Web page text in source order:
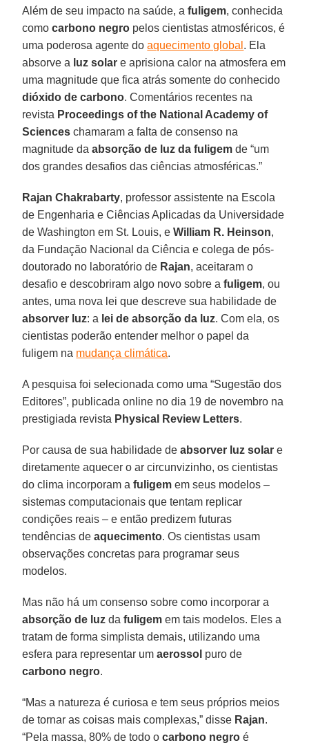
Além de seu impacto na saúde, afuligem, conhecida
comocarbono negro pelos cientistas atmosféricos, é
uma poderosa agente doaquecimento global . Ela
absorve a luz solar e aprisiona calor na atmosfera em
uma magnitude que fica atrás somente do conhecido
dióxido de carbono. Comentários recentes na
revista Proceedings of the National Academy of
Sciences chamaram a falta de consenso na
magnitude daabsorção de luz da fuligem de “um
dos grandes desafios das ciências atmosféricas.”
Rajan Chakrabarty, professor assistente na Escola
de Engenharia e Ciências Aplicadas da Universidade
de Washington em St. Louis, eWilliam R. Heinson,
da Fundação Nacional da Ciência e colega de pós-
doutorado no laboratório de Rajan, aceitaram o
desafio e descobriram algo novo sobre afuligem, ou
antes, uma nova lei que descreve sua habilidade de
absorver luz: a lei de absorção da luz. Com ela, os
cientistas poderão entender melhor o papel da
fuligem na mudança climática.
A pesquisa foi selecionada como uma “Sugestão dos
Editores”, publicada online no dia 19 de novembro na
prestigiada revista Physical Review Letters.
Por causa de sua habilidade deabsorver luz solar e
diretamente aquecer o ar circunvizinho, os cientistas
do clima incorporam afuligem em seus modelos –
sistemas computacionais que tentam replicar
condições reais – e então predizem futuras
tendências deaquecimento. Os cientistas usam
observações concretas para programar seus
modelos.
Mas não há um consenso sobre como incorporar a
absorção de luz dafuligem em tais modelos. Eles a
tratam de forma simplista demais, utilizando uma
esfera para representar umaerossol puro de
carbono negro.
“Mas a natureza é curiosa e tem seus próprios meios
de tornar as coisas mais complexas,” disse Rajan.
“Pela massa, 80% de todo ocarbono negro é